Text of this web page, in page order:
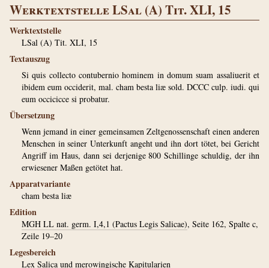
Werktextstelle LSal (A) Tit. XLI, 15
Werktextstelle
LSal (A) Tit. XLI, 15
Textauszug
Si quis collecto contubernio hominem in domum suam assaliuerit et
ibidem eum occiderit, mal. cham besta liæ sold. DCCC culp. iudi. qui
eum occicicce si probatur.
Übersetzung
Wenn jemand in einer gemeinsamen Zeltgenossenschaft einen anderen
Menschen in seiner Unterkunft angeht und ihn dort tötet, bei Gericht
Angriff im Haus, dann sei derjenige 800 Schillinge schuldig, der ihn
erwiesener Maßen getötet hat.
Apparatvariante
cham besta liæ
Edition
MGH LL nat. germ. I,4,1 (Pactus Legis Salicae), Seite 162, Spalte c,
Zeile 19–20
Legesbereich
Lex Salica und merowingische Kapitularien